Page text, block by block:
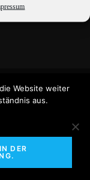
Website weiter
aus.
DER